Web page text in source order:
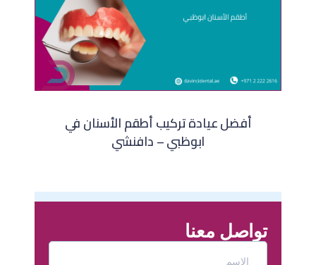
أفضل عيادة تركيب أطقم الأسنان في
ابوظبي – دافنشي
تواصل معنا